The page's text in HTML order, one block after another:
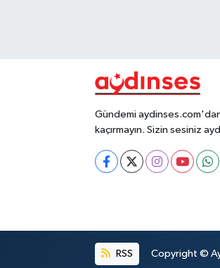
Gündemi
kaçırmayın. Sizin sesiniz
RSS Copyright ©